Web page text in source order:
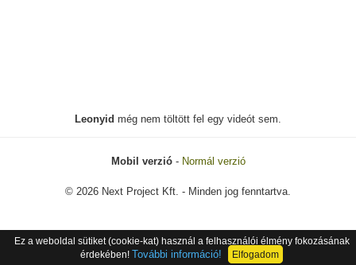
Leonyid még nem töltött fel egy videót sem.
Mobil verzió- Normál verzió
© 2026 Next Project Kft. - Minden jog fenntartva.
Ez a weboldal sütiket (cookie-kat) használ a felhasználói élmény fokozásának
érdekében! További információ! Elfogadom